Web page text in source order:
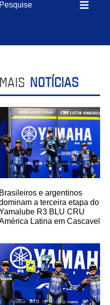
MAIS NOTÍCIAS
Brasileiros e argentinos
a terceira etapa do
R3 BLU CRU
Latina em Cascavel